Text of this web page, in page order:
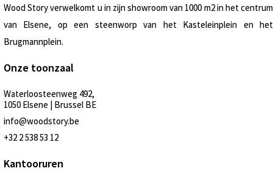
Wood Story verwelkomt u in zijn showroom van 1000 m2 in het centrum
van Elsene, op een steenworp van het Kasteleinplein en het
Brugmannplein.
Onze toonzaal
Waterloosteenweg 492,
1050 Elsene | Brussel BE
info@woodstory.be
+32 2 538 53 12
Kantooruren